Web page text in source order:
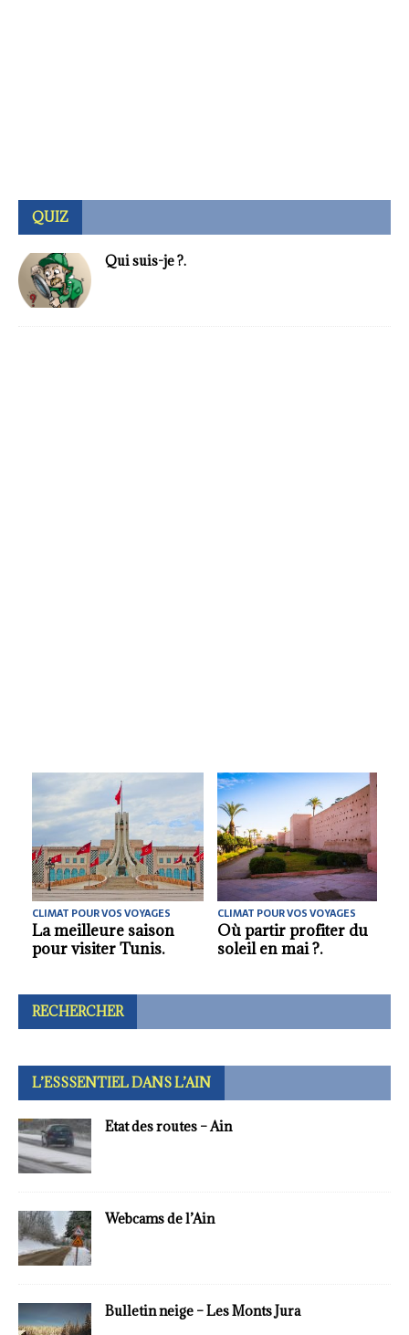
QUIZ
Qui suis-je ?.
CLIMAT POUR VOS VOYAGES
Quelle meilleure
saison pour découvrir
CLIMAT POUR VOS VOYAGES
Où partir en avril pour
vos vacances ?.
RECHERCHER
L’ESSSENTIEL DANS L’AIN
Etat des routes – Ain
Webcams de l’Ain
Bulletin neige – Les Monts Jura